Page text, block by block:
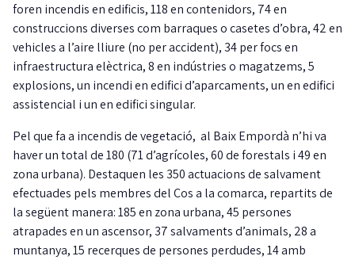
foren incendis en edificis, 118 en contenidors, 74 en
construccions diverses com barraques o casetes d’obra, 42 en
vehicles a l’aire lliure (no per accident), 34 per focs en
infraestructura elèctrica, 8 en indústries o magatzems, 5
explosions, un incendi en edifici d’aparcaments, un en edifici
assistencial i un en edifici singular.
Pel que fa a incendis de vegetació, al Baix Empordà n’hi va
haver un total de 180 (71 d’agrícoles, 60 de forestals i 49 en
zona urbana). Destaquen les 350 actuacions de salvament
efectuades pels membres del Cos a la comarca, repartits de
la següent manera: 185 en zona urbana, 45 persones
atrapades en un ascensor, 37 salvaments d’animals, 28 a
muntanya, 15 recerques de persones perdudes, 14 amb